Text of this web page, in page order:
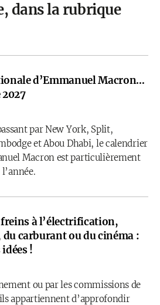
dans la rubrique
d’Emmanuel Macron…
par New York, Split,
et Abou Dhabi, le calendrier
Macron est particulièrement
à l’électrification,
carburant ou du cinéma :
!
ou par les commissions de
appartiennent d’approfondir